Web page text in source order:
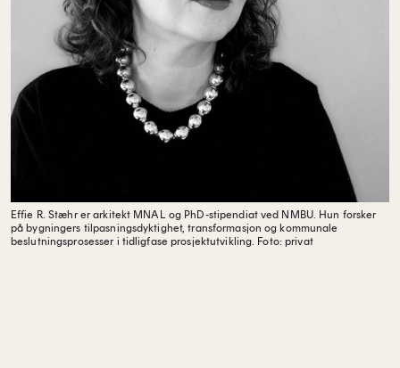
Effie R. Stæhr er arkitekt MNAL og PhD-stipendiat ved NMBU. Hun forsker
på bygningers tilpasningsdyktighet, transformasjon og kommunale
beslutningsprosesser i tidligfase prosjektutvikling. Foto: privat